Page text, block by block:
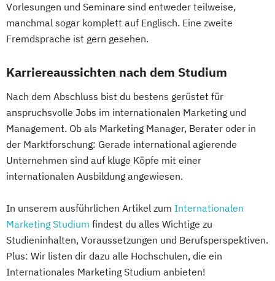
Vorlesungen und Seminare sind entweder teilweise,
manchmal sogar komplett auf Englisch. Eine zweite
Fremdsprache ist gern gesehen.
Karriereaussichten nach dem Studium
Nach dem Abschluss bist du bestens gerüstet für
anspruchsvolle Jobs im internationalen Marketing und
Management. Ob als Marketing Manager, Berater oder in
der Marktforschung: Gerade international agierende
Unternehmen sind auf kluge Köpfe mit einer
internationalen Ausbildung angewiesen.
In unserem ausführlichen Artikel zum Internationalen
Marketing Studium findest du alles Wichtige zu
Studieninhalten, Voraussetzungen und Berufsperspektiven.
Plus: Wir listen dir dazu alle Hochschulen, die ein
Internationales Marketing Studium anbieten!